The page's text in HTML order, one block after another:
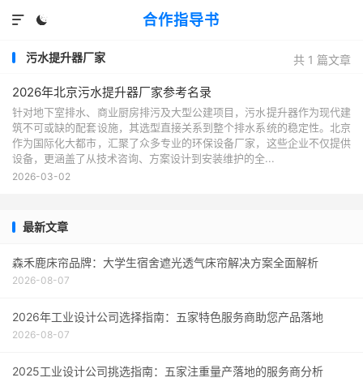
合作指导书


共 1 篇文章
污水提升器厂家
2026年北京污水提升器厂家参考名录
针对地下室排水、商业厨房排污及大型公建项目，污水提升器作为现代建
筑不可或缺的配套设施，其选型直接关系到整个排水系统的稳定性。北京
作为国际化大都市，汇聚了众多专业的环保设备厂家，这些企业不仅提供
设备，更涵盖了从技术咨询、方案设计到安装维护的全...
2026-03-02
最新文章
森禾鹿床帘品牌：大学生宿舍遮光透气床帘解决方案全面解析
2026-08-07
2026年工业设计公司选择指南：五家特色服务商助您产品落地
2026-08-07
2025工业设计公司挑选指南：五家注重量产落地的服务商分析